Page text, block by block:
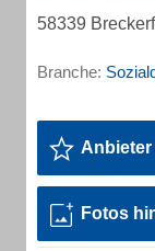
58339
Branche:
Anbieter
Fotos